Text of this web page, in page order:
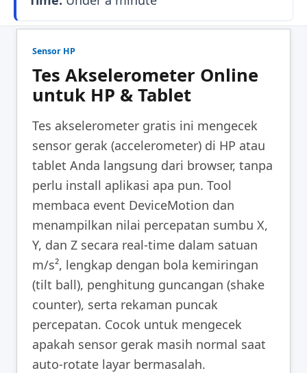
Sensor HP
Tes Akselerometer Online
untuk HP & Tablet
Tes akselerometer gratis ini mengecek
sensor gerak (accelerometer) di HP atau
tablet Anda langsung dari browser, tanpa
perlu install aplikasi apa pun. Tool
membaca event DeviceMotion dan
menampilkan nilai percepatan sumbu X,
Y, dan Z secara real-time dalam satuan
m/s², lengkap dengan bola kemiringan
(tilt ball), penghitung guncangan (shake
counter), serta rekaman puncak
percepatan. Cocok untuk mengecek
apakah sensor gerak masih normal saat
auto-rotate layar bermasalah.